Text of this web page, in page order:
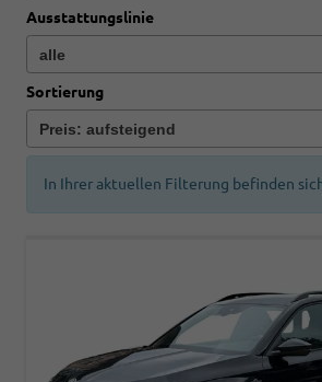
Ausstattungslinie
Sortierung
In Ihrer aktuellen Filterung befinden